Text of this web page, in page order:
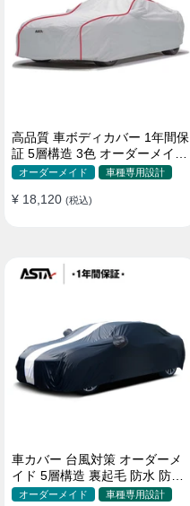
高品質 車ボディカバー 1年間保
証 5層構造 3色 オーダーメイド
裏起毛 防風防水 四季
オーダーメイド 車種専用設計
¥ 18,120 (税込)
車カバー 台風対策 オーダーメ
イド 5層構造 裏起毛 防水 防雨
軽/普自動車 SUV対応 おすすめ
オーダーメイド 車種専用設計